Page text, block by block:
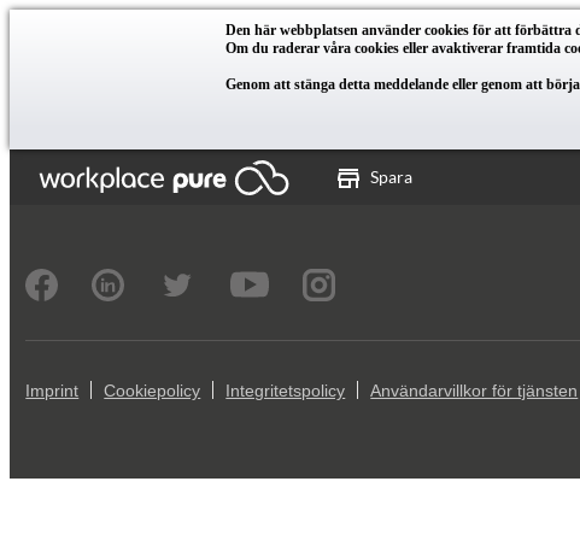
Den här webbplatsen använder cookies för att
Om du raderar våra cookies eller avaktiverar framtida
Genom att stänga detta meddelande eller genom att
Spara
Imprint Cookiepolicy Integritetspolicy Användarvillkor för tjänsten